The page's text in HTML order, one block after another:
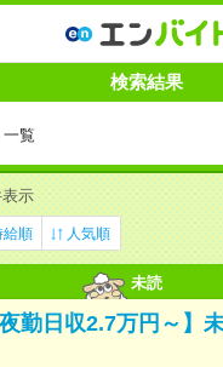
検索結果
覧
示
給順 人気順
未読
夜勤日収2.7万円～】